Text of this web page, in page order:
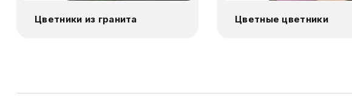
Цветники из гранита Цветные цветники